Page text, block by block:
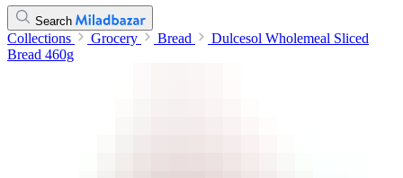
Search
Collections Grocery Bread
Dulcesol Wholemeal Sliced
Bread 460g